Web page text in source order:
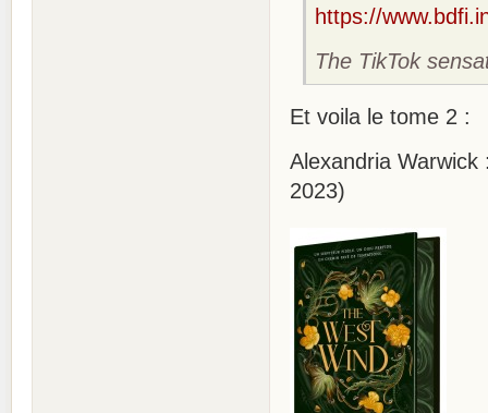
https://
The TikTok
Et voila le tome 2 :
Alexandria
2023)